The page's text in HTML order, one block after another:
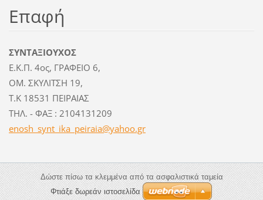
Επαφή
ΣΥΝΤΑΞΙΟΥΧΟΣ
Ε.Κ.Π. 4ος, ΓΡΑΦΕΙΟ 6,
ΟΜ. ΣΚΥΛΙΤΣΗ 19,
Τ.Κ 18531 ΠΕΙΡΑΙΑΣ
ΤΗΛ. - ΦΑΞ : 2104131209
enosh_synt_ika_peiraia@yahoo.gr
Δώστε πίσω τα κλεμμένα από τα ασφαλιστικά ταμεία
Φτιάξε δωρεάν ιστοσελίδα